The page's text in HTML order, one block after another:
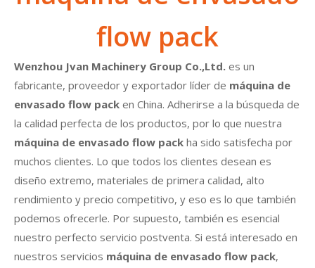
flow pack
Wenzhou Jvan Machinery Group Co.,Ltd. es un
fabricante, proveedor y exportador líder de máquina de
envasado flow pack en China. Adherirse a la búsqueda de
la calidad perfecta de los productos, por lo que nuestra
máquina de envasado flow pack ha sido satisfecha por
muchos clientes. Lo que todos los clientes desean es
diseño extremo, materiales de primera calidad, alto
rendimiento y precio competitivo, y eso es lo que también
podemos ofrecerle. Por supuesto, también es esencial
nuestro perfecto servicio postventa. Si está interesado en
nuestros servicios máquina de envasado flow pack,